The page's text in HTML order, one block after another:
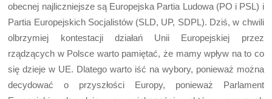
obecnej najliczniejsze są Europejska Partia Ludowa (PO i PSL) i
Partia Europejskich Socjalistów (SLD, UP, SDPL). Dziś, w chwili
olbrzymiej kontestacji działań Unii Europejskiej przez
rządzących w Polsce warto pamiętać, że mamy wpływ na to co
się dzieje w UE. Dlatego warto iść na wybory, ponieważ można
decydować o przyszłości Europy, ponieważ Parlament